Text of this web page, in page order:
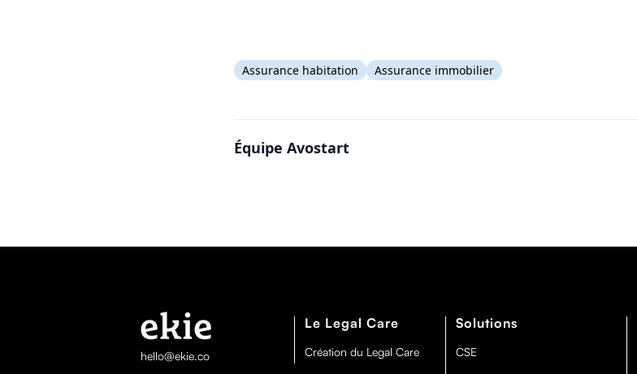
Assurance habitation Assurance immobilier
Équipe Avostart
hello@ekie.co
Le Legal Care
Création du Legal Care
Solutions
CSE